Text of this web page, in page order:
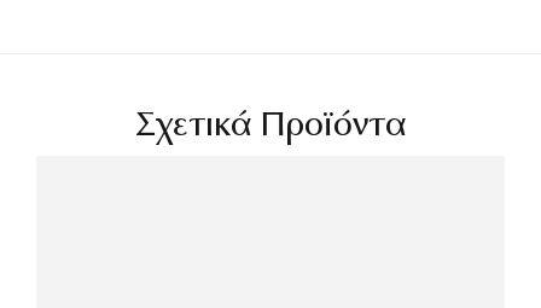
Σχετικά Προϊόντα